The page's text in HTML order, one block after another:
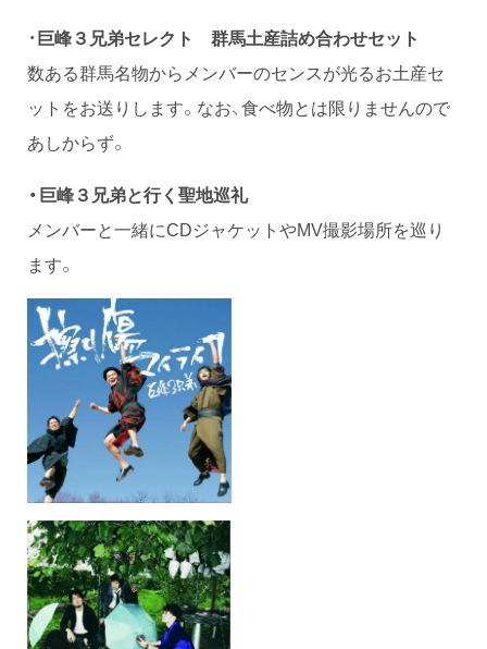
・巨峰３兄弟セレクト 群馬土産詰め合わせセット
数ある群馬名物からメンバーのセンスが光るお土産セ
ットをお送りします。なお、食べ物とは限りませんので
あしからず。
・巨峰３兄弟と行く聖地巡礼
メンバーと一緒にCDジャケットやMV撮影場所を巡り
ます。